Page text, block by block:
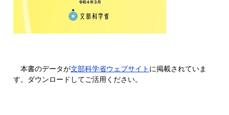
本書のデータが文部科学省ウェブサイト に掲載されていま
す。ダウンロードしてご活用ください。